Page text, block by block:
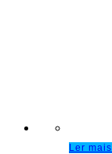
Ler mais